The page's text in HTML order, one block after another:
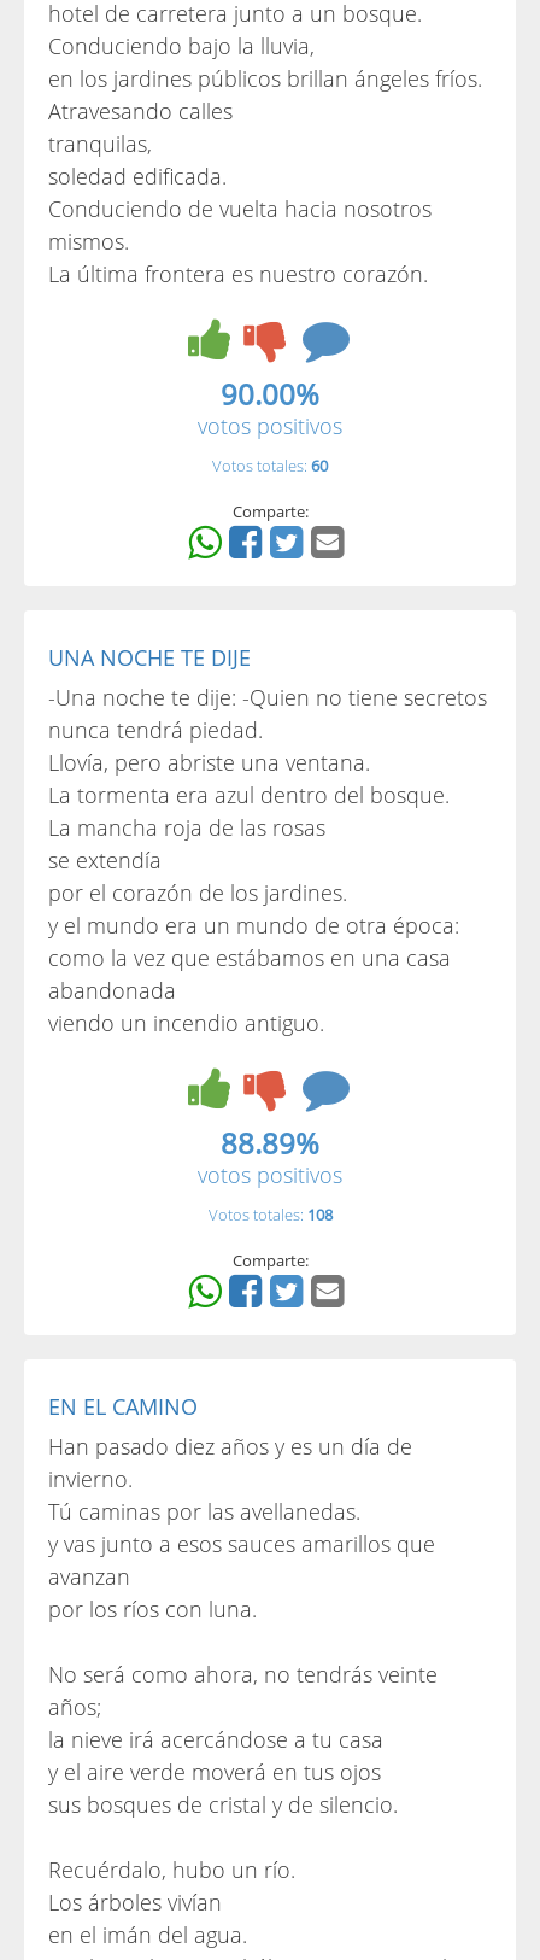
hotel de carretera junto a un bosque.
Conduciendo bajo la lluvia,
en los jardines públicos brillan ángeles fríos.
Atravesando calles
tranquilas,
soledad edificada.
Conduciendo de vuelta hacia nosotros
mismos.
La última frontera es nuestro corazón.
90.00%
votos positivos
Votos totales: 60
Comparte:
UNA NOCHE TE DIJE
-Una noche te dije: -Quien no tiene secretos
nunca tendrá piedad.
Llovía, pero abriste una ventana.
La tormenta era azul dentro del bosque.
La mancha roja de las rosas
se extendía
por el corazón de los jardines.
y el mundo era un mundo de otra época:
como la vez que estábamos en una casa
abandonada
viendo un incendio antiguo.
88.89%
votos positivos
Votos totales: 108
Comparte:
EN EL CAMINO
Han pasado diez años y es un día de
invierno.
Tú caminas por las avellanedas.
y vas junto a esos sauces amarillos que
avanzan
por los ríos con luna.
No será como ahora, no tendrás veinte
años;
la nieve irá acercándose a tu casa
y el aire verde moverá en tus ojos
sus bosques de cristal y de silencio.
Recuérdalo, hubo un río.
Los árboles vivían
en el imán del agua.